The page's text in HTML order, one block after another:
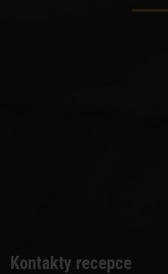
Kontakty recepce